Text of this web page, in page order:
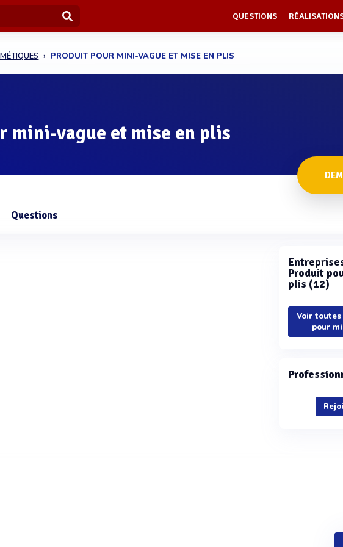
QUESTIONS
PRODUIT POUR MINI-VAGUE ET MISE EN PLIS
mini-vague et mise en plis
Questions
Produit
plis (12)
Voir
pour